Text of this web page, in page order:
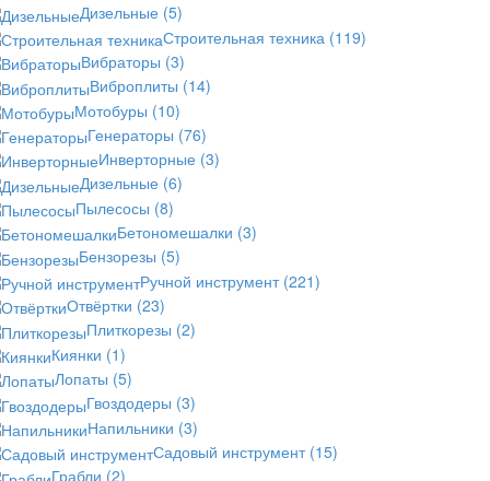
Дизельные (5)
Строительная техника (119)
Вибраторы (3)
Виброплиты (14)
Мотобуры (10)
Генераторы (76)
Инверторные (3)
Дизельные (6)
Пылесосы (8)
Бетономешалки (3)
Бензорезы (5)
Ручной инструмент (221)
Отвёртки (23)
Плиткорезы (2)
Киянки (1)
Лопаты (5)
Гвоздодеры (3)
Напильники (3)
Садовый инструмент (15)
Грабли (2)